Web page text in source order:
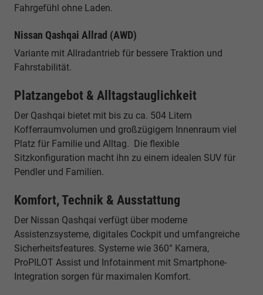
Fahrgefühl ohne Laden.
Nissan Qashqai Allrad (AWD)
Variante mit Allradantrieb für bessere Traktion und
Fahrstabilität.
Platzangebot & Alltagstauglichkeit
Der Qashqai bietet mit bis zu ca. 504 Litern
Kofferraumvolumen und großzügigem Innenraum viel
Platz für Familie und Alltag. Die flexible
Sitzkonfiguration macht ihn zu einem idealen SUV für
Pendler und Familien.
Komfort, Technik & Ausstattung
Der Nissan Qashqai verfügt über moderne
Assistenzsysteme, digitales Cockpit und umfangreiche
Sicherheitsfeatures. Systeme wie 360° Kamera,
ProPILOT Assist und Infotainment mit Smartphone-
Integration sorgen für maximalen Komfort.